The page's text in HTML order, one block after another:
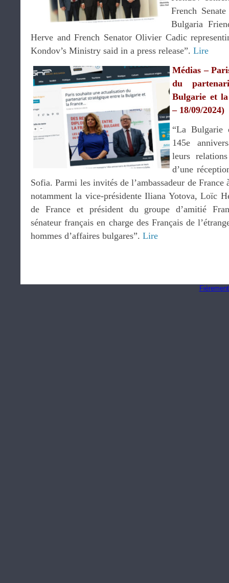
French
Bulgaria
Herve and French Senator Olivier Cadic
Kondov’s Ministry said in a press release”. Lire
Médias –
du
Bulgarie et
– 18/09/2024)
“La Bulgarie
145e
leurs
d’une
Sofia. Parmi les invités de l’ambassadeur de
notamment la vice-présidente Iliana Yotova, Loïc
de France et président du groupe d’amitié
sénateur français en charge des Français de
hommes d’affaires bulgares”. Lire